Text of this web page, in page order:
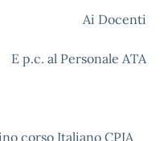
Ai Docenti
E p.c. al Personale ATA
corso Italiano CPIA